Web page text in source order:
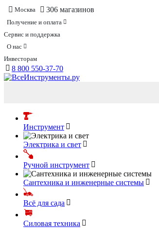
Москва 306 магазинов
Получение и оплата
Сервис и поддержка
О нас
Инвесторам
8 800 550-37-70
Инструмент
Электрика и свет
Ручной инструмент
Сантехника и инженерные системы
Всё для сада
Силовая техника